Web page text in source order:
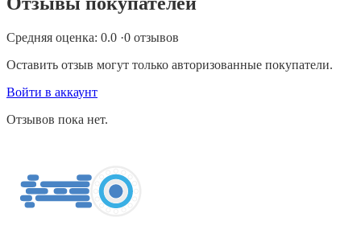
Средняя оценка: 0.0 ·0 отзывов
Оставить отзыв могут только авторизованные покупатели.
Войти в аккаунт
Отзывов пока нет.